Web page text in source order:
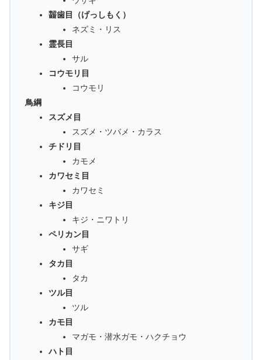
齧歯目（げっしもく）
ネズミ・リス
霊長目
サル
コウモリ目
コウモリ
鳥綱
スズメ目
スズメ・ツバメ・カラス
チドリ目
カモメ
カワセミ目
カワセミ
キジ目
キジ・ニワトリ
ペリカン目
サギ
タカ目
タカ
ツル目
ツル
カモ目
マガモ・潜水ガモ・ハクチョウ
ハト目